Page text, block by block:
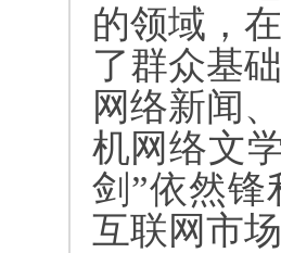
的领域，
了群众基
网络新闻
机网络文
剑”依然锋
互联网市